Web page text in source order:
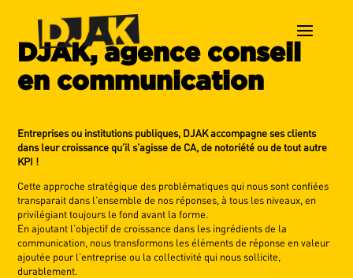
DJAK, agence conseil
en communication
Entreprises ou institutions publiques, DJAK accompagne ses clients
dans leur croissance qu’il s’agisse de CA, de notoriété ou de tout autre
KPI !
Cette approche stratégique des problématiques qui nous sont confiées
transparait dans l’ensemble de nos réponses, à tous les niveaux, en
privilégiant toujours le fond avant la forme.
En ajoutant l’objectif de croissance dans les ingrédients de la
communication, nous transformons les éléments de réponse en valeur
ajoutée pour l’entreprise ou la collectivité qui nous sollicite,
durablement.